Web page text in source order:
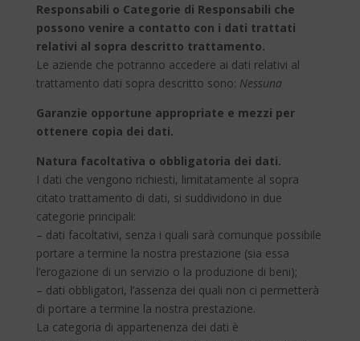
Responsabili o Categorie di Responsabili che
possono venire a contatto con i dati trattati
relativi al sopra descritto trattamento.
Le aziende che potranno accedere ai dati relativi al
trattamento dati sopra descritto sono: Nessuna
Garanzie opportune appropriate e mezzi per
ottenere copia dei dati.
Natura facoltativa o obbligatoria dei dati.
I dati che vengono richiesti, limitatamente al sopra
citato trattamento di dati, si suddividono in due
categorie principali:
– dati facoltativi, senza i quali sarà comunque possibile
portare a termine la nostra prestazione (sia essa
l’erogazione di un servizio o la produzione di beni);
– dati obbligatori, l’assenza dei quali non ci permetterà
di portare a termine la nostra prestazione.
La categoria di appartenenza dei dati è